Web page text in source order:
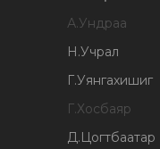
А.Ундраа
Н.Учрал
Г.Уянгахишиг
Г.Хосбаяр
Д.Цогтбаатар